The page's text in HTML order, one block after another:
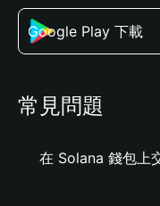
Google Play 下載
常見問題
在 Solana 錢包上